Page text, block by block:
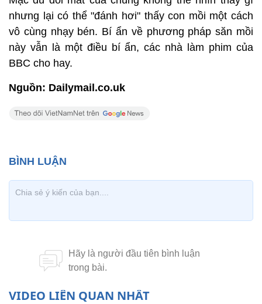
nhưng lại có thể "đánh hơi" thấy con mồi một cách
vô cùng nhạy bén. Bí ẩn về phương pháp săn mồi
này vẫn là một điều bí ẩn, các nhà làm phim của
BBC cho hay.
Nguồn: Dailymail.co.uk
VIDEO LIÊN QUAN NHẤT